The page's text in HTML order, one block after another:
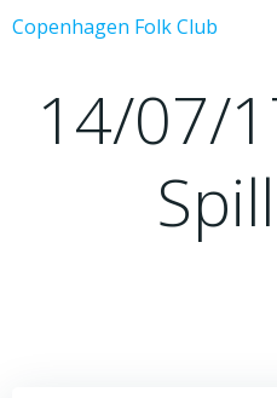
Copenhagen Folk Club
14/07/